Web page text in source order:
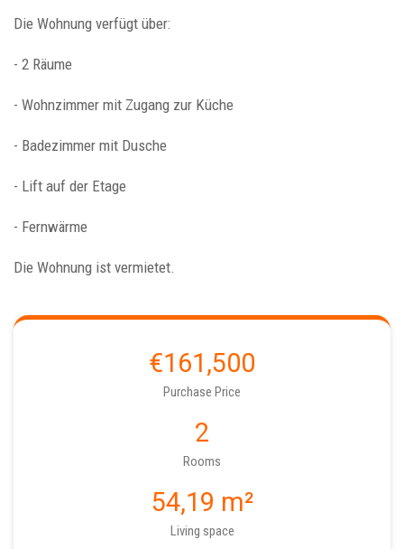
Die Wohnung verfügt über:
- 2 Räume
- Wohnzimmer mit Zugang zur Küche
- Badezimmer mit Dusche
- Lift auf der Etage
- Fernwärme
Die Wohnung ist vermietet.
€161,500
Purchase Price
2
Rooms
54,19 m²
Living space